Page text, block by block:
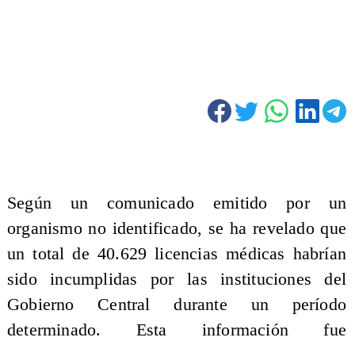
Según un comunicado emitido por un
organismo no identificado, se ha revelado que
un total de 40.629 licencias médicas habrían
sido incumplidas por las instituciones del
Gobierno Central durante un período
determinado. Esta información fue